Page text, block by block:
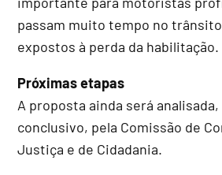
passam muito tempo no
expostos à perda da habilitação.
Próximas etapas
A proposta ainda será analisada,
conclusivo, pela Comissão de
Justiça e de Cidadania.